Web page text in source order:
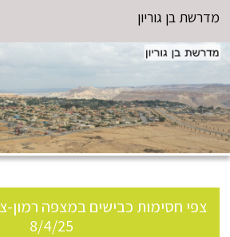
מדרשת בן גוריון
8/4/25